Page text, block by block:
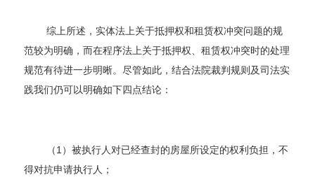
综上所述，实体法上关于抵押权和租赁权冲突问题的规
范较为明确，而在程序法上关于抵押权、租赁权冲突时的处理
规范有待进一步明晰。尽管如此，结合法院裁判规则及司法实
践我们仍可以明确如下四点结论：
（1）被执行人对已经查封的房屋所设定的权利负担，不
得对抗申请执行人；